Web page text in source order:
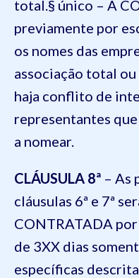
total.§ único – A
previamente por
os nomes das
associação total
haja conflito de
representantes
a nomear.
CLÁUSULA 8ª – As
cláusulas 6ª e 7ª
CONTRATADA
de 3XX dias
específicas